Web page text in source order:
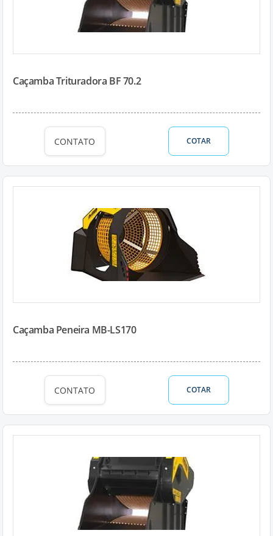
Caçamba Trituradora BF 70.2
CONTATO COTAR
Caçamba Peneira MB-LS170
CONTATO COTAR